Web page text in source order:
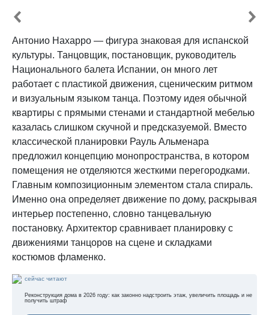
Антонио Нахарро — фигура знаковая для испанской
культуры. Танцовщик, постановщик, руководитель
Национального балета Испании, он много лет
работает с пластикой движения, сценическим ритмом
и визуальным языком танца. Поэтому идея обычной
квартиры с прямыми стенами и стандартной мебелью
казалась слишком скучной и предсказуемой. Вместо
классической планировки Рауль Альменара
предложил концепцию монопространства, в котором
помещения не отделяются жесткими перегородками.
Главным композиционным элементом стала спираль.
Именно она определяет движение по дому, раскрывая
интерьер постепенно, словно танцевальную
постановку. Архитектор сравнивает планировку с
движениями танцоров на сцене и складками
костюмов фламенко.
сейчас читают
Реконструкция дома в 2026 году: как законно надстроить этаж, увеличить площадь и не
получить штраф